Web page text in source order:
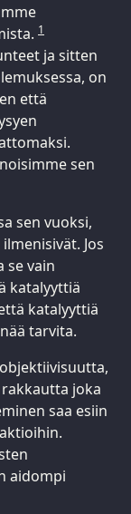
1
ja sitten
on
että
sen
sen vuoksi,
Jos
se vain
katalyyttiä
katalyyttiä
tarvita.
joka
saa esiin
aidompi